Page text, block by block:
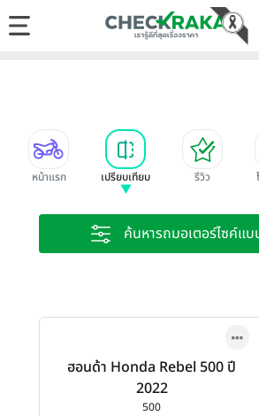
หน้าแรก เปรียบเทียบ รีวิว
ค้นหารถมอเตอร์ไซค์แบ
ฮอนด้า Honda Rebel 500 ปี
2022
500